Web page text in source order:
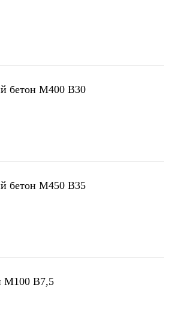
бетон М400 В30
бетон М450 В35
М100 В7,5